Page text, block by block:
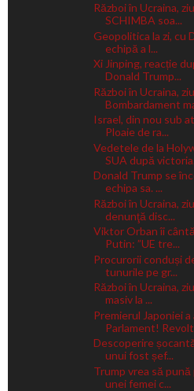
Război în Ucraina,
SCHIMBA soa...
Geopolitica la zi, cu
echipă a l...
Xi Jinping, reacție
Donald Trump...
Război în Ucraina,
Bombardament
Israel, din nou sub
Ploaie de ra...
Vedetele de la
SUA după
Donald Trump se
echipa sa. ...
Război în Ucraina,
denunţă disc...
Viktor Orban îi
Putin: ”UE tre...
Procurorii conduși
tunurile pe gr...
Război în Ucraina,
masiv la ...
Premierul Japoniei
Parlament!
Descoperire
unui fost șef...
Trump vrea să
unei femei c...